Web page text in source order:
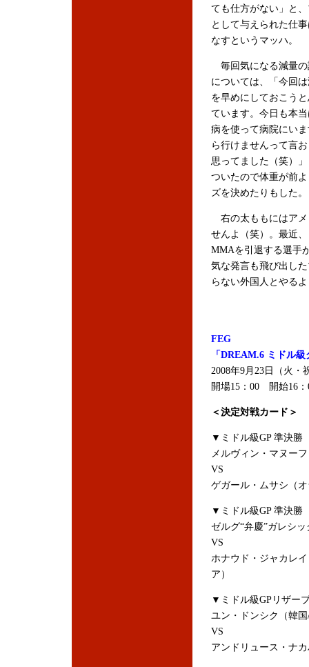
ても仕方がない」と
として与えられた仕
なすというマッハ。
毎回気になる減量の
については、「今回
を早めにしておこう
ています。今日も本
病を使って病院にい
ら行けませんって言
思ってました（笑）
ついたので体重が前
ズを決めたりもした。
右の太ももにはアメ
せんよ（笑）。最近
MMAを引退する選手
気な発言も飛び出し
らない外国人とやる
FEG
「DREAM.6 ミドル
2008年9月23日（火・
開場15：00 開始16：
＜決定対戦カード＞
▼ミドル級GP 準決勝
メルヴィン・マヌー
VS
ゲガール・ムサシ（
▼ミドル級GP 準決勝
ゼルグ“弁慶”ガレシ
VS
ホナウド・ジャカレ
ア）
▼ミドル級GPリザー
ユン・ドンシク（韓
VS
アンドリュース・ナ